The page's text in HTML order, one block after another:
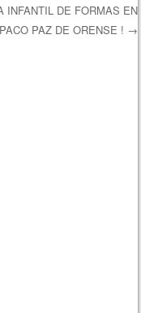
INFANTIL DE FORMAS EN
PAZ DE ORENSE ! →